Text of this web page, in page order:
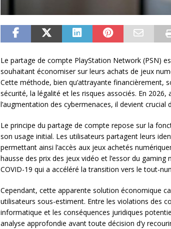
Le partage de compte PlayStation Network (PSN)
souhaitant économiser sur leurs achats de jeux
Cette méthode, bien qu’attrayante financièrement,
sécurité, la légalité et les risques associés. En
l’augmentation des cybermenaces, il devient
Le principe du partage de compte repose sur la
son usage initial. Les utilisateurs partagent leurs
permettant ainsi l’accès aux jeux achetés
hausse des prix des jeux vidéo et l’essor du
COVID-19 qui a accéléré la transition vers le tout-
Cependant, cette apparente solution économique
utilisateurs sous-estiment. Entre les violations des
informatique et les conséquences juridiques
analyse approfondie avant toute décision d’y